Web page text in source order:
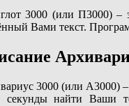
3000 (или П3000) –
Вами текст.
3000 (или А3000)
секунды найти Ваши